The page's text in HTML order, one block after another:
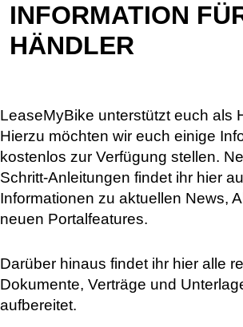
INFORMATION
HÄNDLER
LeaseMyBike unterstützt euch als
Hierzu möchten wir euch einige
kostenlos zur Verfügung stellen.
Schritt-Anleitungen findet ihr hier
Informationen zu aktuellen News,
neuen Portalfeatures.
Darüber hinaus findet ihr hier alle
Dokumente, Verträge und
aufbereitet.